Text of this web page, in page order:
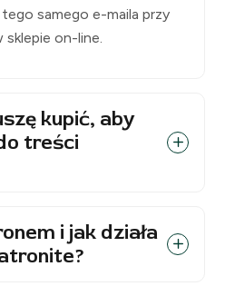
samego e-maila przy
sklepie on-line.
kupić, aby
treści
i jak działa